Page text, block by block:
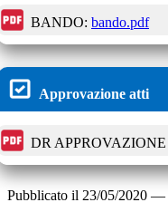
BANDO: bando.pdf
Approvazione atti
DR
Pubblicato il 23/05/2020 —